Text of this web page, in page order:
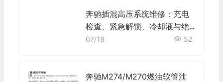
奔驰插混高压系统维修：充电
检查、紧急解锁、冷却液与绝
缘测试
07/18 52
奔驰M274/M270燃油软管泄